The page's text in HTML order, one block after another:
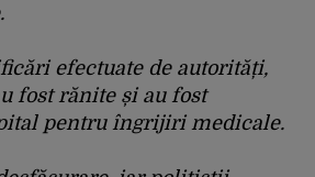
efectuate de autorități,
fost rănite și au fost
pentru îngrijiri medicale.